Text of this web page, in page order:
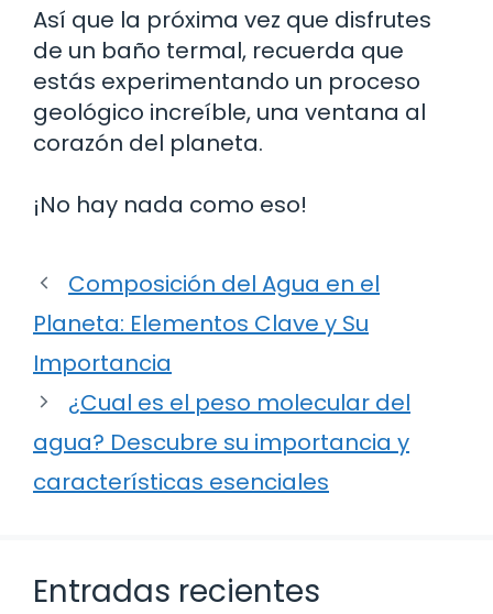
Así que la próxima vez que disfrutes
de un baño termal, recuerda que
estás experimentando un proceso
geológico increíble, una ventana al
corazón del planeta.
¡No hay nada como eso!
Composición del Agua en el
Planeta: Elementos Clave y Su
Importancia
¿Cual es el peso molecular del
agua? Descubre su importancia y
características esenciales
Entradas recientes